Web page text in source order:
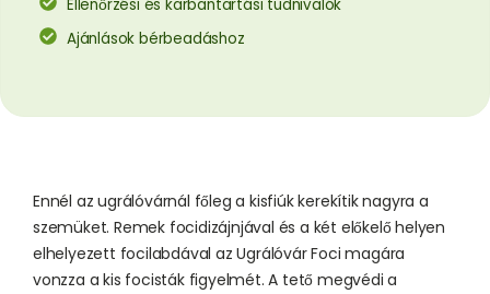
Ellenőrzési és karbantartási tudnivalók
Ajánlások bérbeadáshoz
Ennél az ugrálóvárnál főleg a kisfiúk kerekítik nagyra a
szemüket. Remek focidizájnjával és a két előkelő helyen
elhelyezett focilabdával az Ugrálóvár Foci magára
vonzza a kis focisták figyelmét. A tető megvédi a